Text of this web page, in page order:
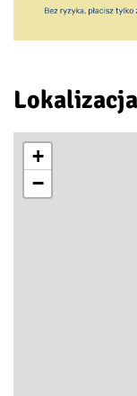
Lokalizacja
+
−